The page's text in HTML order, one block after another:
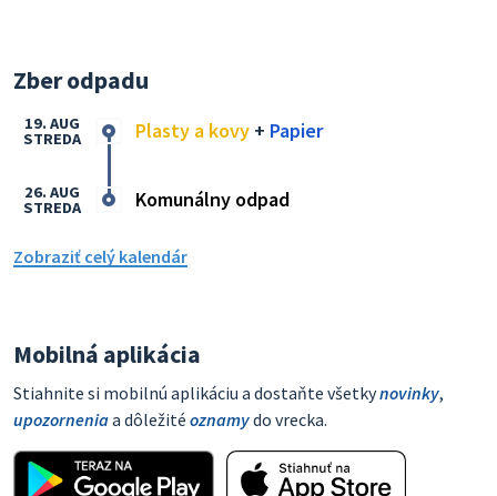
Zber odpadu
Plasty a kovy + Papier
19. AUG
STREDA
Komunálny odpad
26. AUG
STREDA
Zobraziť celý kalendár
Mobilná aplikácia
Stiahnite si mobilnú aplikáciu a dostaňte všetkynovinky,
upozorneniaa dôležité oznamydo vrecka.